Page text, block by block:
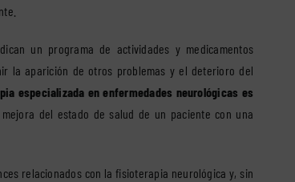
un programa de actividades y medicamentos
la aparición de otros problemas y el deterioro del
especializada en enfermedades neurológicas es
del estado de salud de un paciente con una
relacionados con la fisioterapia neurológica y, sin